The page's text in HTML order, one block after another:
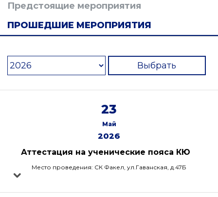
Предстоящие мероприятия
ПРОШЕДШИЕ МЕРОПРИЯТИЯ
Выбрать
23
Май
2026
Аттестация на ученические пояса КЮ
Место проведения: СК Факел, ул.Гаванская, д.47Б